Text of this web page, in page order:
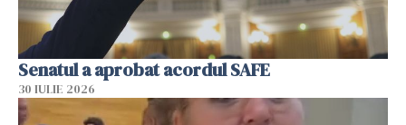
Senatul a aprobat acordul SAFE
30 IULIE 2026